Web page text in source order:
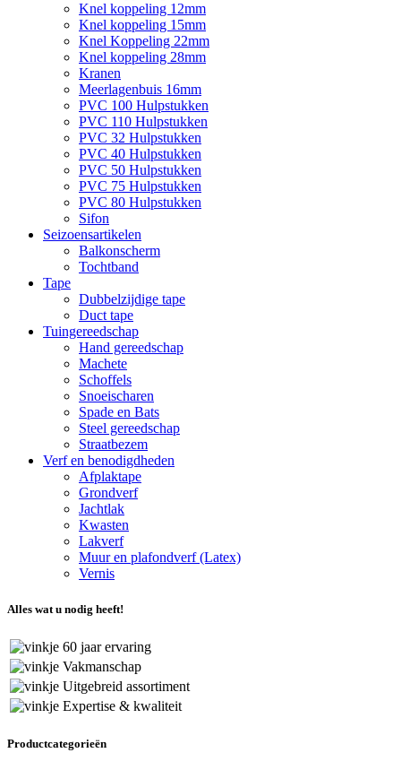
Knel koppeling 12mm
Knel koppeling 15mm
Knel Koppeling 22mm
Knel koppeling 28mm
Kranen
Meerlagenbuis 16mm
PVC 100 Hulpstukken
PVC 110 Hulpstukken
PVC 32 Hulpstukken
PVC 40 Hulpstukken
PVC 50 Hulpstukken
PVC 75 Hulpstukken
PVC 80 Hulpstukken
Sifon
Seizoensartikelen
Balkonscherm
Tochtband
Tape
Dubbelzijdige tape
Duct tape
Tuingereedschap
Hand gereedschap
Machete
Schoffels
Snoeischaren
Spade en Bats
Steel gereedschap
Straatbezem
Verf en benodigdheden
Afplaktape
Grondverf
Jachtlak
Kwasten
Lakverf
Muur en plafondverf (Latex)
Vernis
Alles wat u nodig heeft!
60 jaar ervaring
Vakmanschap
Uitgebreid assortiment
Expertise & kwaliteit
Productcategorieën